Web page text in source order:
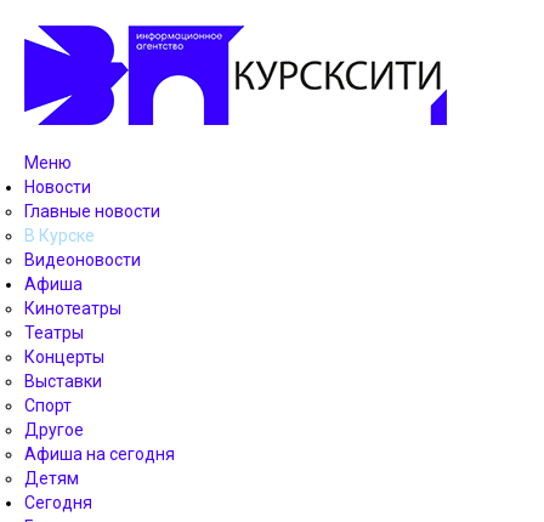
Меню
Новости
Главные новости
В Курске
Видеоновости
Афиша
Кинотеатры
Театры
Концерты
Выставки
Спорт
Другое
Афиша на сегодня
Детям
Сегодня